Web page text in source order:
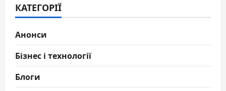
КАТЕГОРІЇ
Анонси
Бізнес і технології
Блоги